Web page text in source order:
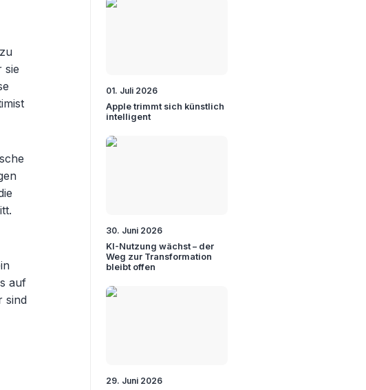
sie
auf
sind
01. Juli 2026
Apple trimmt sich künstlich
intelligent
30. Juni 2026
KI-Nutzung wächst – der
Weg zur Transformation
bleibt offen
29. Juni 2026